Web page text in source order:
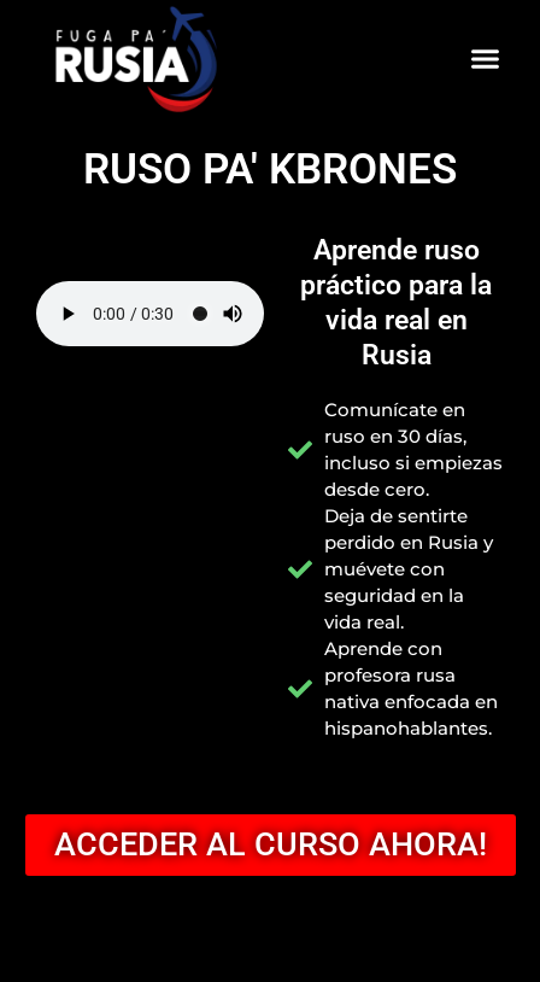
contenido
RUSO PA' KBRONES
Aprende ruso
práctico para la
vida real en
Rusia
Comunícate en
ruso en 30 días,
incluso si empiezas
desde cero.
Deja de sentirte
perdido en Rusia y
muévete con
seguridad en la
vida real.
Aprende con
profesora rusa
nativa enfocada en
hispanohablantes.
ACCEDER AL CURSO AHORA!